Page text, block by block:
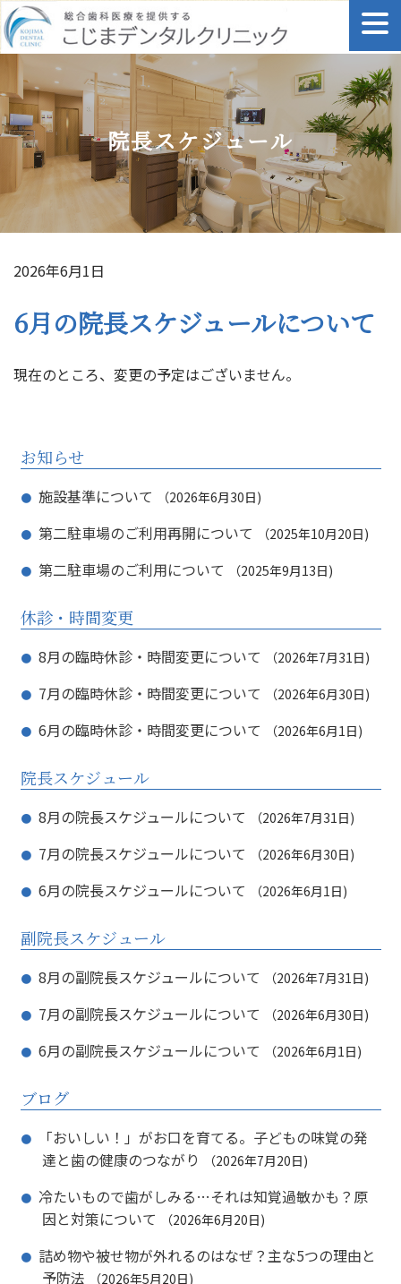
Skip
to
content
院長スケジュール
2026年6月1日
6月の院長スケジュールについて
現在のところ、変更の予定はございません。
お知らせ
施設基準について 2026年6月30日
第二駐車場のご利用再開について 2025年10月20日
第二駐車場のご利用について 2025年9月13日
休診・時間変更
8月の臨時休診・時間変更について 2026年7月31日
7月の臨時休診・時間変更について 2026年6月30日
6月の臨時休診・時間変更について 2026年6月1日
院長スケジュール
8月の院長スケジュールについて 2026年7月31日
7月の院長スケジュールについて 2026年6月30日
6月の院長スケジュールについて 2026年6月1日
副院長スケジュール
8月の副院長スケジュールについて 2026年7月31日
7月の副院長スケジュールについて 2026年6月30日
6月の副院長スケジュールについて 2026年6月1日
ブログ
「おいしい！」がお口を育てる。子どもの味覚の発
達と歯の健康のつながり
2026年7月20日
冷たいもので歯がしみる…それは知覚過敏かも？原
因と対策について
2026年6月20日
詰め物や被せ物が外れるのはなぜ？主な5つの理由と
予防法
2026年5月20日